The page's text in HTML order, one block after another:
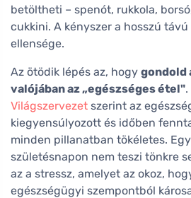
betöltheti – spenót, rukkola,
cukkini. A kényszer a hosszú
ellensége.
Az ötödik lépés az, hogy gondold
valójában az „egészséges étel"
Világszervezet szerint az
kiegyensúlyozott és időben
minden pillanatban tökéletes.
születésnapon nem teszi tönkre
az a stressz, amelyet az okoz,
egészségügyi szempontból